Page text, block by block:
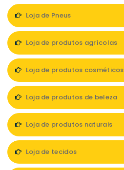
Loja de Pneus
Loja de produtos agrícolas
Loja de produtos cosméticos
Loja de produtos de beleza
Loja de produtos naturais
Loja de tecidos